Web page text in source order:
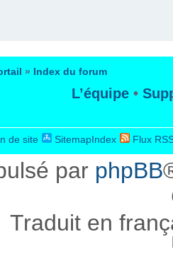
» Index du forum
L’équipe •
de site SitemapIndex Flux
par phpBB
Traduit en